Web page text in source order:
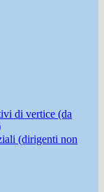
di vertice (da
(dirigenti non